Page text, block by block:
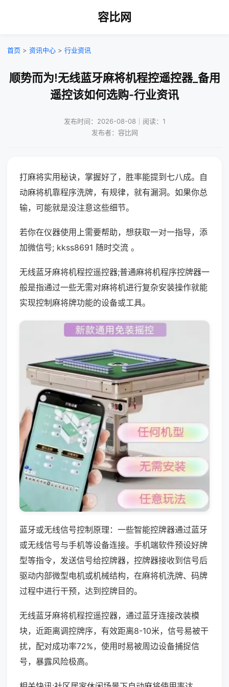
容比网
首页 > 资讯中心 > 行业资讯
顺势而为!无线蓝牙麻将机程控遥控器_备用
遥控该如何选购-行业资讯
发布时间：2026-08-08｜阅读：1
发布者：容比网
打麻将实用秘诀，掌握好了，胜率能提到七八成。自
动麻将机靠程序洗牌，有规律，就有漏洞。如果你总
输，可能就是没注意这些细节。
若你在仪器使用上需要帮助，想获取一对一指导，添
加微信号; kkss8691 随时交流 。
无线蓝牙麻将机程控遥控器;普通麻将机程序控牌器一
般是指通过一些无需对麻将机进行复杂安装操作就能
实现控制麻将牌功能的设备或工具。
蓝牙或无线信号控制原理：一些智能控牌器通过蓝牙
或无线信号与手机等设备连接。手机端软件预设好牌
型等指令，发送信号给控牌器，控牌器接收到信号后
驱动内部微型电机或机械结构，在麻将机洗牌、码牌
过程中进行干预，达到控牌目的。
无线蓝牙麻将机程控遥控器，通过蓝牙连接改装模
块，近距离调控牌序，有效距离8-10米，信号易被干
扰，配对成功率72%，使用时易被周边设备捕捉信
号，暴露风险极高。